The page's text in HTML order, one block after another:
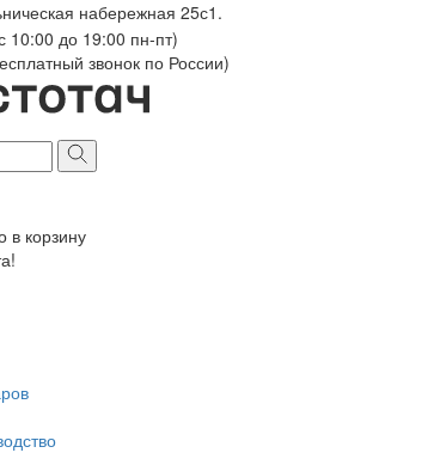
набережная 25с1.
10:00 до 19:00 пн-пт)
звонок по России)
в корзину